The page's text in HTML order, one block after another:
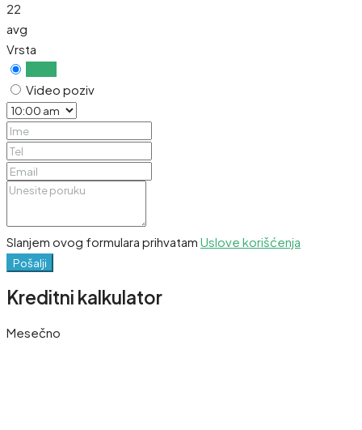
22
avg
Vrsta
Video poziv
Slanjem ovog formulara prihvatam Uslove korišćenja
Pošalji
Kreditni kalkulator
Mesečno